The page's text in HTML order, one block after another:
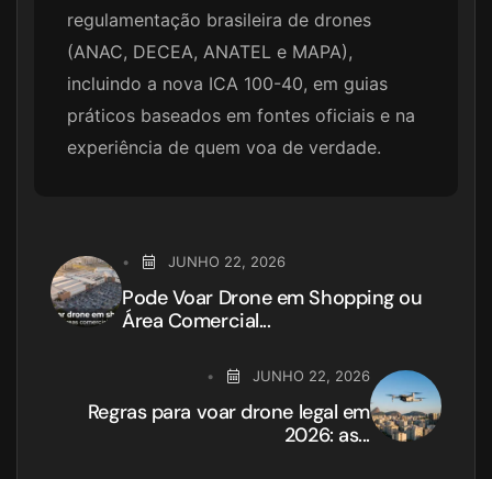
regulamentação brasileira de drones
(ANAC, DECEA, ANATEL e MAPA),
incluindo a nova ICA 100-40, em guias
práticos baseados em fontes oficiais e na
experiência de quem voa de verdade.
JUNHO 22, 2026
Pode Voar Drone em Shopping ou
Área Comercial...
JUNHO 22, 2026
Regras para voar drone legal em
2026: as...